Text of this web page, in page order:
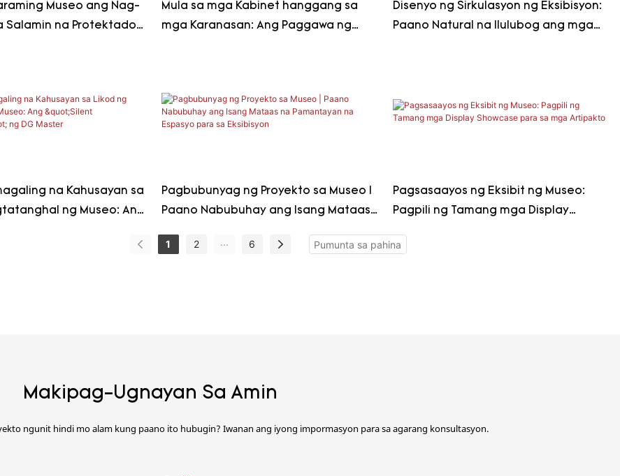
Museo ang Nag-
Salamin na Protektado
Mula sa mga Kabinet hanggang sa
mga Karanasan: Ang Paggawa ng
Disenyo ng Sirkulasyon ng Eksibisyon:
Paano Natural na Ilulubog ang mga
na Kahusayan sa
ng Museo: Ang
Pagbubunyag ng Proyekto sa Museo |
Paano Nabubuhay ang Isang Mataas
Eksibisyon
Pagsasaayos ng Eksibit ng Museo:
Pagpili ng Tamang mga Display
1 2 ... 6
Makipag-Ugnayan Sa Amin
ngunit hindi mo alam kung paano ito hubugin? Iwanan ang iyong impormasyon para sa agarang konsultasyon.